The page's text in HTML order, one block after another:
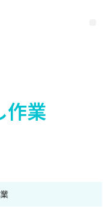
作業